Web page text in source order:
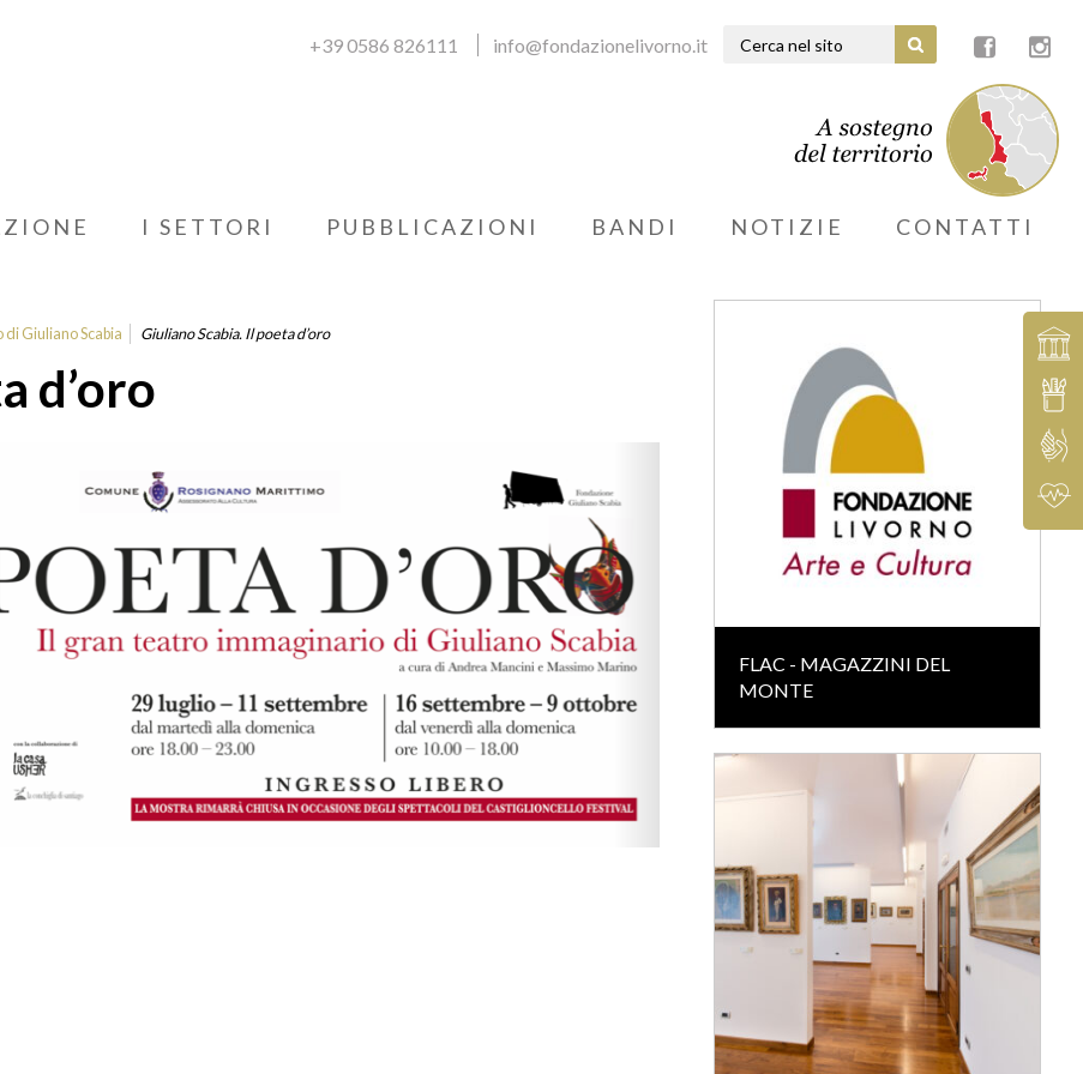
+39 0586 826111 info@fondazionelivorno.it
I SETTORI PUBBLICAZIONI BANDI NOTIZIE CONTATTI
di Giuliano Scabia Giuliano Scabia. Il poeta d’oro
d’oro
FLAC - MAGAZZINI DEL
MONTE